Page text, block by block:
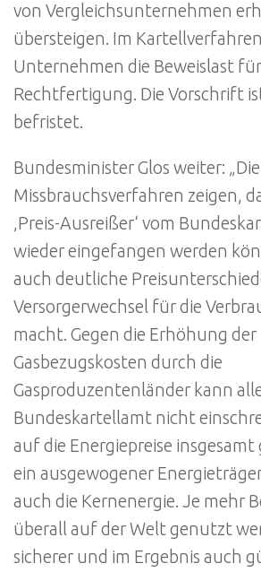
von Vergleichsunternehmen
übersteigen. Im
Unternehmen die Beweislast
Rechtfertigung. Die Vorschrift
befristet.
Bundesminister Glos weiter: „Die
Missbrauchsverfahren zeigen,
‚Preis-Ausreißer‘ vom
wieder eingefangen werden
auch deutliche
Versorgerwechsel für die
macht. Gegen die Erhöhung der
Gasbezugskosten durch die
Gasproduzentenländer kann
Bundeskartellamt nicht
auf die Energiepreise
ein ausgewogener
auch die Kernenergie. Je mehr
überall auf der Welt genutzt
sicherer und im Ergebnis auch